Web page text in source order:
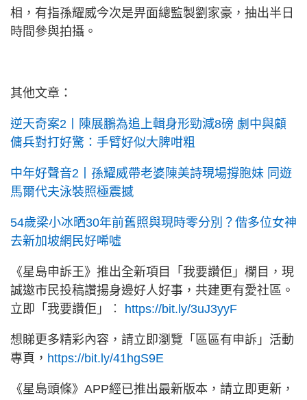
相，有指孫耀威今次是畀面總監製劉家豪，抽出半日
時間參與拍攝。
其他文章：
逆天奇案2丨陳展鵬為追上輯身形勁減8磅 劇中與顧
傭兵對打好驚：手臂好似大脾咁粗
中年好聲音2丨孫耀威帶老婆陳美詩現場撐胞妹 同遊
馬爾代夫泳裝照極震撼
54歲梁小冰晒30年前舊照與現時零分別？偕多位女神
去新加坡網民好唏噓
《星島申訴王》推出全新項目「我要讚佢」欄目，現
誠邀市民投稿讚揚身邊好人好事，共建更有愛社區。
立即「我要讚佢」︰
https://bit.ly/3uJ3yyF
想睇更多精彩內容，請立即瀏覽「區區有申訴」活動
專頁， https://bit.ly/41hgS9E
《星島頭條》APP經已推出最新版本，請立即更新，